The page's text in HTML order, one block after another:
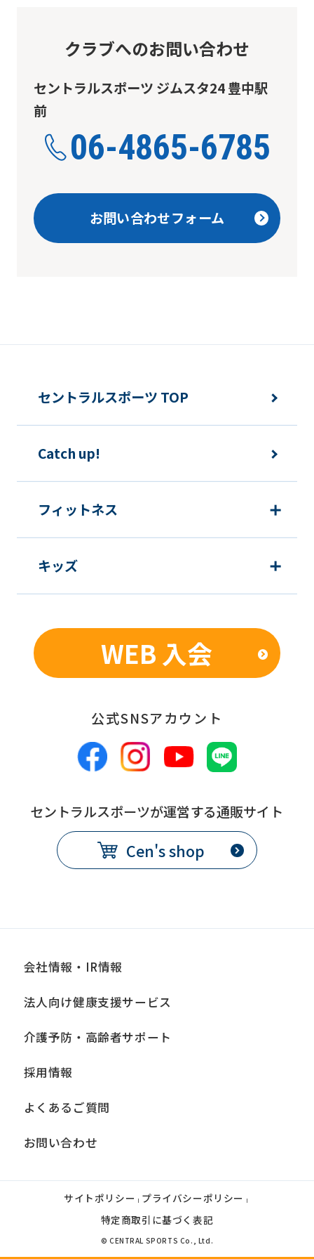
クラブへのお問い合わせ
セントラルスポーツ ジムスタ24 豊中駅
前
06-4865-6785
お問い合わせフォーム
セントラルスポーツ TOP
Catch up!
フィットネス
キッズ
WEB 入会
公式SNSアカウント
セントラルスポーツが運営する通販サイト
Cen's shop
会社情報・IR情報
法人向け健康支援サービス
介護予防・高齢者サポート
採用情報
よくあるご質問
お問い合わせ
サイトポリシー | プライバシーポリシー |
特定商取引に基づく表記
© CENTRAL SPORTS Co., Ltd.